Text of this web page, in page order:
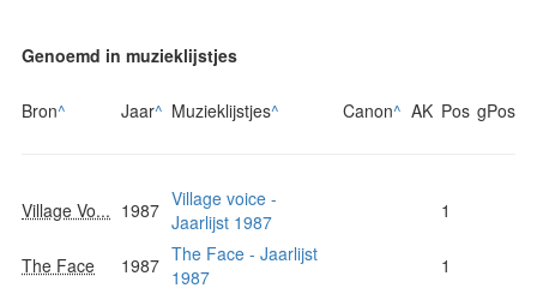
Genoemd in muzieklijstjes
Bron^ Jaar^ Muzieklijstjes^ Canon^ AK Pos gPos
Village Vo... 1987 Village voice -
Jaarlijst 1987
1
The Face 1987 The Face - Jaarlijst
1987
1